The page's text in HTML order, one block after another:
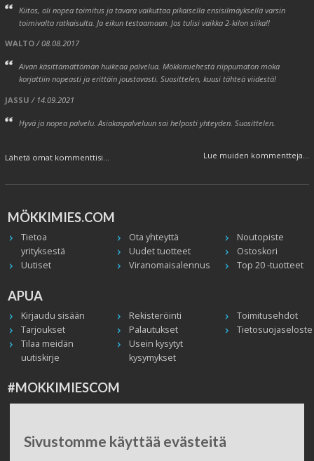
Sivustomme käyttää evästeitä
Kiitos, oli nopea toimitus ja tavara vaikuttaa pikaisella ensisilmäyksellä varsin
toimivalta ratkaisulta. Ja eikun testaamaan. Jos tulisi vaikka 2-kilon siika!!
WALTO/ 08.08.2017
Aivan käsittämättömän huikeaa palvelua. Mökkimiehestä riippumaton moka
korjattiin nopeasti ja erittäin joustavasti. Suosittelen, kuusi tähteä viidestä!
JASSU / 14.09.2021
Hyvä ja nopea palvelu. Asiakaspalveluun sai helposti yhteyden. Suosittelen.
Lähetä omat kommenttisi... Lue muiden kommentteja...
MÖKKIMIES.COM
Tietoa
yrityksestä
Ota yhteyttä
Noutopiste
Uudet tuotteet
Ostoskori
Uutiset
Viranomaisalennus Top 20 -tuotteet
APUA
Kirjaudu sisään Rekisteröinti
Toimitusehdot
Tarjoukset
Palautukset
Tietosuojaseloste
Tilaa meidän
uutiskirje
Usein kysytyt
kysymykset
#MOKKIMIESCOM
Peruuta tilaus